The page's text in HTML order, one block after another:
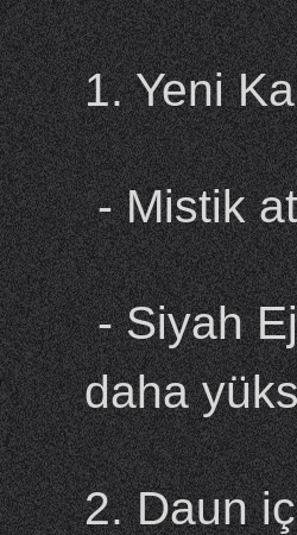
1. Yeni
- Mistik
- Siyah
daha
2. Daun